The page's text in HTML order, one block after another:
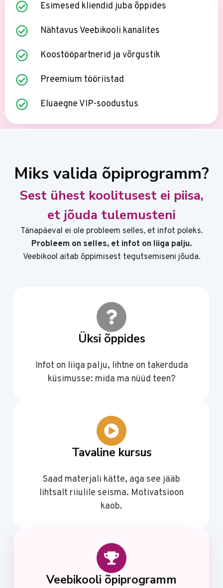
Esimesed kliendid juba õppides
Nähtavus Veebikooli kanalites
Koostööpartnerid ja võrgustik
Preemium tööriistad
Eluaegne VIP-soodustus
Miks valida õpiprogramm?
Sest ühest koolitusest ei piisa,
et jõuda tulemusteni
Tänapäeval ei ole probleem selles, et infot poleks.
Probleem on selles, et infot on liiga palju.
Veebikool aitab õppimisest tegutsemiseni jõuda.
Üksi õppides
Infot on liiga palju, lihtne on takerduda
küsimusse: mida ma nüüd teen?
Tavaline kursus
Saad materjali kätte, aga see jääb
lihtsalt riiulile seisma. Motivatsioon
kaob.
Veebikooli õpiprogramm